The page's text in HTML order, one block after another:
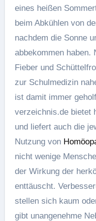
eines heißen
beim Abkühlen von
nachdem die Sonne
abbekommen haben.
Fieber und
zur Schulmedizin
ist damit immer
verzeichnis.de bietet
und liefert auch die
Nutzung von
nicht wenige
der Wirkung der
enttäuscht.
stellen sich kaum
gibt unangenehme